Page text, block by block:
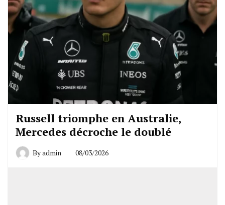
Russell triomphe en Australie,
Mercedes décroche le doublé
Byadmin 08/03/2026